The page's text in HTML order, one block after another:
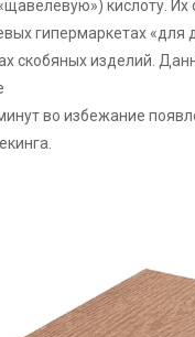
кислоту.
гипермаркетах «для
скобяных изделий.
во избежание